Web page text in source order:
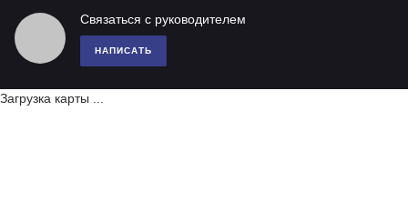
Связаться с руководителем
НАПИСАТЬ
Загрузка карты ...